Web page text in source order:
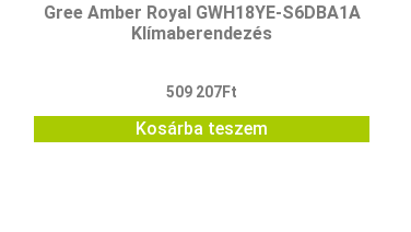
Gree Amber Royal GWH18YE-S6DBA1A
Klímaberendezés
509 207Ft
Kosárba teszem